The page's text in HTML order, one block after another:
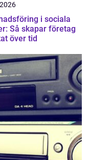
i sociala
Så skapar företag
över tid